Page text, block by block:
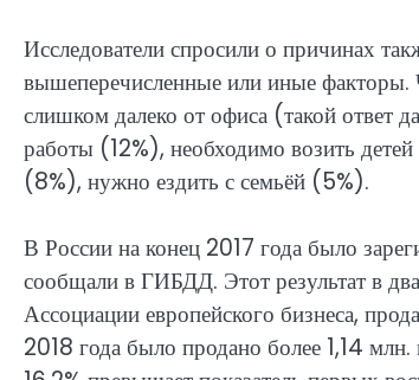
Исследователи спросили о причинах
вышеперечисленные или иные факторы.
слишком далеко от офиса (такой ответ
работы (12%), необходимо возить
(8%), нужно ездить с семьёй (5%).
В России на конец 2017 года было
сообщали в ГИБДД. Этот результат в
Ассоциации европейского бизнеса,
2018 года было продано более 1,14